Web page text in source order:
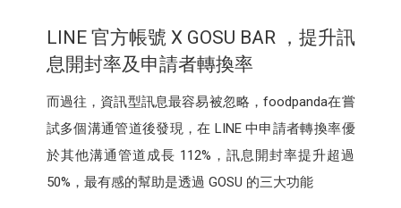
LINE 官方帳號 X GOSU BAR ，提升訊
息開封率及申請者轉換率
而過往，資訊型訊息最容易被忽略，foodpanda在嘗
試多個溝通管道後發現，在 LINE 中申請者轉換率優
於其他溝通管道成長 112%，訊息開封率提升超過
50%，最有感的幫助是透過 GOSU 的三大功能